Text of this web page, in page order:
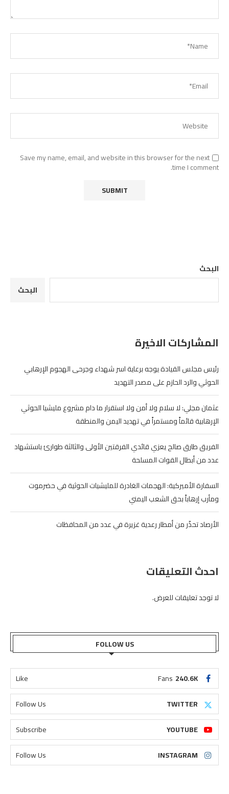
Save my name, email, and website in this browser for the next
time I comment.
البحث
البحث
المشاركات الاخيرة
رئيس مجلس القيادة يوجه برعاية اسر شهداء وجرحى الهجوم الإرهابي
الحوثي والرد الحازم على مصدر التهديد
عثمان مجلي: لا سلام ولا أمن ولا استقرار ما دام مشروع مليشيا الحوثي
الإرهابية قائماً ومستمراً في تهديد اليمن والمنطقة
الفريق طارق صالح يعزي قائدي الفرقتين الأولى والثالثة طوارئ باستشهاد
عدد من أبطال القوات المسلحة
السفارة الأميركية: الهجمات الغادرة للمليشيات الحوثية في حضرموت
ومأرب إرهاباً بحق الشعب اليمني
الأرصاد تحذّر من أمطار رعدية غزيرة في عدد من المحافظات
احدث التعليقات
لا توجد تعليقات للعرض.
FOLLOW US
240.6K
Fans
Like
TWITTER
Follow Us
YOUTUBE
Subscribe
INSTAGRAM
Follow Us